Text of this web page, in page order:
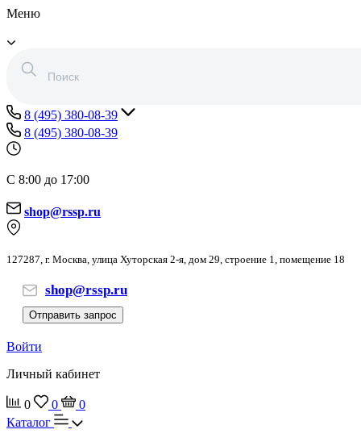
Меню
8 (495) 380-08-39
8 (495) 380-08-39
С 8:00 до 17:00
shop@rssp.ru
127287, г. Москва, улица Хуторская 2-я, дом 29, строение 1, помещение 18
shop@rssp.ru
Отправить запрос
Войти
Личный кабинет
0 0
0
Каталог